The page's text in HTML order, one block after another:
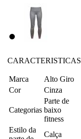
CARACTERISTICAS
Marca
Alto Giro
Cor
Cinza
Categorias
Parte de
baixo
fitness
Estilo da
Calça